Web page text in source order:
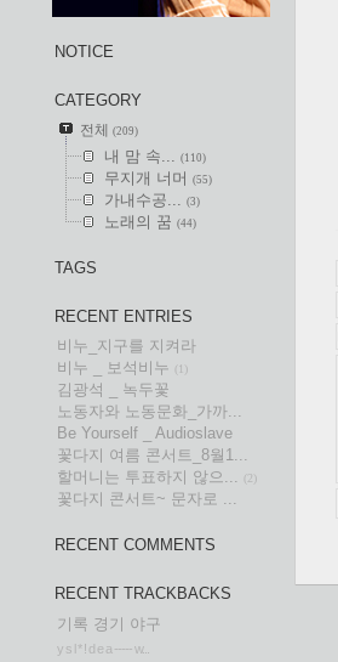
NOTICE
CATEGORY
전체 (209)
내 맘 속... (110)
무지개 너머 (55)
가내수공... (3)
노래의 꿈 (44)
TAGS
RECENT ENTRIES
비누_지구를 지켜라
비누 _ 보석비누 (1)
김광석 _ 녹두꽃
노동자와 노동문화_가까...
Be Yourself _ Audioslave
꽃다지 여름 콘서트_8월1...
할머니는 투표하지 않으... (2)
꽃다지 콘서트~ 문자로 ...
RECENT COMMENTS
RECENT TRACKBACKS
기록 경기 야구
y s l * ! d e a ----- w...